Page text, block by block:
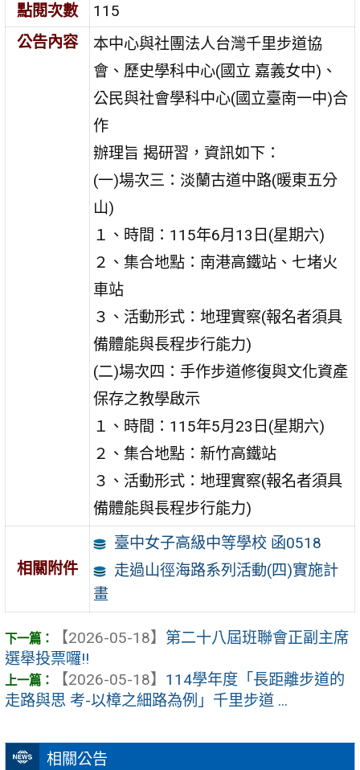
相關公告
點閱次數
115
公告內容
本中心與社團法人台灣千里步道協
會、歷史學科中心(國立 嘉義女中)、
公民與社會學科中心(國立臺南一中)合
作
辦理旨 揭研習，資訊如下：
(一)場次三：淡蘭古道中路(暖東五分
山)
１、時間：115年6月13日(星期六)
２、集合地點：南港高鐵站、七堵火
車站
３、活動形式：地理實察(報名者須具
備體能與長程步行能力)
(二)場次四：手作步道修復與文化資產
保存之教學啟示
１、時間：115年5月23日(星期六)
２、集合地點：新竹高鐵站
３、活動形式：地理實察(報名者須具
備體能與長程步行能力)
相關附件
臺中女子高級中等學校 函0518
走過山徑海路系列活動(四)實施計
畫
【2026-05-18】 第二十八屆班聯會正副主席
選舉投票囉!!
【2026-05-18】 114學年度「長距離步道的
走路與思 考-以樟之細路為例」千里步道 ...